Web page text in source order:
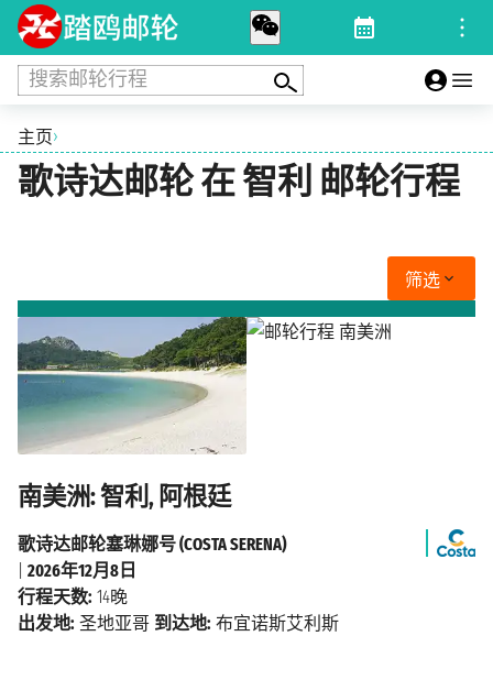
搜索邮轮行程
主页›
歌诗达邮轮 在 智利 邮轮行程
筛选
南美洲: 智利, 阿根廷
歌诗达邮轮塞琳娜号 (COSTA SERENA)
2026年12月8日
行程天数: 14晚
出发地: 圣地亚哥 到达地: 布宜诺斯艾利斯